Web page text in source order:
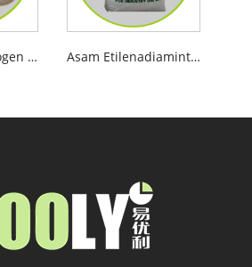
Dinatrium Hidrogen Fosfat Asam Etilenadiamintetraasetat